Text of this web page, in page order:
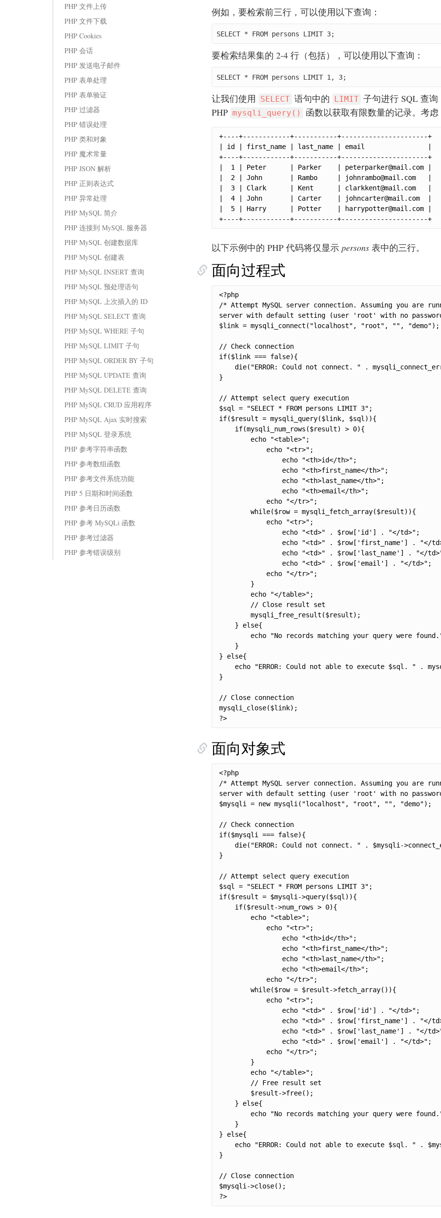
PHP 文件上传
PHP 文件下载
PHP Cookies
PHP 会话
PHP 发送电子邮件
PHP 表单处理
PHP 表单验证
PHP 过滤器
PHP 错误处理
PHP 类和对象
PHP 魔术常量
PHP JSON 解析
PHP 正则表达式
PHP 异常处理
PHP MySQL 简介
PHP 连接到 MySQL 服务器
PHP MySQL 创建数据库
PHP MySQL 创建表
PHP MySQL INSERT 查询
PHP MySQL 预处理语句
PHP MySQL 上次插入的 ID
PHP MySQL SELECT 查询
PHP MySQL WHERE 子句
PHP MySQL LIMIT 子句
PHP MySQL ORDER BY 子句
PHP MySQL UPDATE 查询
PHP MySQL DELETE 查询
PHP MySQL CRUD 应用程序
PHP MySQL Ajax 实时搜索
PHP MySQL 登录系统
PHP 参考字符串函数
PHP 参考数组函数
PHP 参考文件系统功能
PHP 5 日期和时间函数
PHP 参考日历函数
PHP 参考 MySQLi 函数
PHP 参考过滤器
PHP 参考错误级别
例如，要检索前三行，可以使用以下查询：
SELECT * FROM persons LIMIT 3;
要检索结果集的 2-4 行（包括），可以使用以下查询：
SELECT * FROM persons LIMIT 1, 3;
让我们使用 SELECT 语句中的 LIMIT 子句进行 SQL 查
PHP mysqli_query() 函数以获取有限数量的记录。考虑
+----+------------+-----------+----------------------+
| id | first_name | last_name | email                |
+----+------------+-----------+----------------------+
|  1 | Peter      | Parker    | peterparker@mail.com |
|  2 | John       | Rambo     | johnrambo@mail.com   |
|  3 | Clark      | Kent      | clarkkent@mail.com   |
|  4 | John       | Carter    | johncarter@mail.com  |
|  5 | Harry      | Potter    | harrypotter@mail.com |
+----+------------+-----------+----------------------+
以下示例中的 PHP 代码将仅显示 persons表中的三行。
面向过程式
<?php
/* Attempt MySQL server connection. Assuming you are
server with default setting (user 'root' with no
$link = mysqli_connect("localhost", "root", "", "demo");
// Check connection
if($link === false){
die("ERROR: Could not connect. " .
}
// Attempt select query execution
$sql = "SELECT * FROM persons LIMIT 3";
if($result = mysqli_query($link, $sql)){
    if(mysqli_num_rows($result) > 0){
        echo "<table>";
            echo "<tr>";
                echo "<th>id</th>";
                echo "<th>first_name</th>";
                echo "<th>last_name</th>";
                echo "<th>email</th>";
            echo "</tr>";
        while($row = mysqli_fetch_array($result)){
            echo "<tr>";
                echo "<td>" . $row['id'] . "</td>";
echo "<td>" . $row['first_name'] . "</
echo "<td>" . $row['last_name'] . "</
                echo "<td>" . $row['email'] . "</td>";
            echo "</tr>";
        }
        echo "</table>";
        // Close result set
        mysqli_free_result($result);
    } else{
echo "No records matching your query were
    }
} else{
echo "ERROR: Could not able to execute $sql. " .
}
// Close connection
mysqli_close($link);
?>
面向对象式
<?php
/* Attempt MySQL server connection. Assuming you are
server with default setting (user 'root' with no
$mysqli = new mysqli("localhost", "root", "", "demo");
// Check connection
if($mysqli === false){
die("ERROR: Could not connect. " . $mysqli-
}
// Attempt select query execution
$sql = "SELECT * FROM persons LIMIT 3";
if($result = $mysqli->query($sql)){
    if($result->num_rows > 0){
        echo "<table>";
            echo "<tr>";
                echo "<th>id</th>";
                echo "<th>first_name</th>";
                echo "<th>last_name</th>";
                echo "<th>email</th>";
            echo "</tr>";
        while($row = $result->fetch_array()){
            echo "<tr>";
                echo "<td>" . $row['id'] . "</td>";
echo "<td>" . $row['first_name'] . "</
echo "<td>" . $row['last_name'] . "</
                echo "<td>" . $row['email'] . "</td>";
            echo "</tr>";
        }
        echo "</table>";
        // Free result set
        $result->free();
    } else{
echo "No records matching your query were
    }
} else{
echo "ERROR: Could not able to execute $sql. " .
}
// Close connection
$mysqli->close();
?>